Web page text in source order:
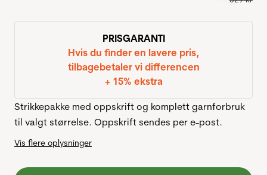
PRISGARANTI
Hvis du finder en lavere pris,
tilbagebetaler vi differencen
+ 15% ekstra
Strikkepakke med oppskrift og komplett garnforbruk
til valgt størrelse. Oppskrift sendes per e-post.
Vis flere oplysninger